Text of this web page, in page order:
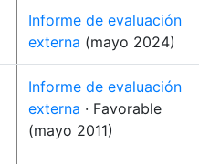
Informe de evaluación
externa (mayo 2024)
Informe de evaluación
externa · Favorable
(mayo 2011)